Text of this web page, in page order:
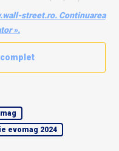
aceste țări vor varia
street.ro. Continuarea
».
evomag 2024